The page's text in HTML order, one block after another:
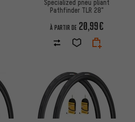
Specialized pneu pliant
Pathfinder TLR 28"
À PARTIR DE 20,99€